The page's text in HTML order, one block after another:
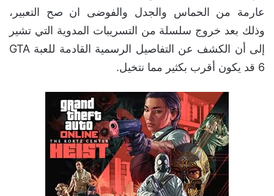
عارمة من الحماس والجدل والفوضى ان صح التعبير،
وذلك بعد خروج سلسلة من التسريبات المدوية التي تشير
إلى أن الكشف عن التفاصيل الرسمية القادمة للعبة GTA
6 قد يكون أقرب بكثير مما نتخيل.